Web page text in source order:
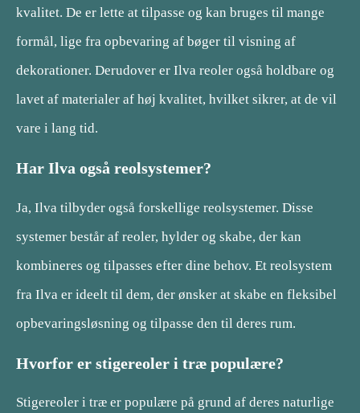
kvalitet. De er lette at tilpasse og kan bruges til mange
formål, lige fra opbevaring af bøger til visning af
dekorationer. Derudover er Ilva reoler også holdbare og
lavet af materialer af høj kvalitet, hvilket sikrer, at de vil
vare i lang tid.
Har Ilva også reolsystemer?
Ja, Ilva tilbyder også forskellige reolsystemer. Disse
systemer består af reoler, hylder og skabe, der kan
kombineres og tilpasses efter dine behov. Et reolsystem
fra Ilva er ideelt til dem, der ønsker at skabe en fleksibel
opbevaringsløsning og tilpasse den til deres rum.
Hvorfor er stigereoler i træ populære?
Stigereoler i træ er populære på grund af deres naturlige